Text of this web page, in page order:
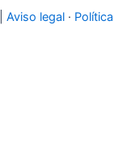
Aviso legal· Política